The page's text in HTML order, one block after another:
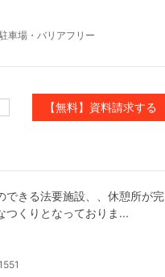
車場 ・ バリアフリー
【無料】資料請求する
できる法要施設、、休憩所が完
つくりとなっておりま...